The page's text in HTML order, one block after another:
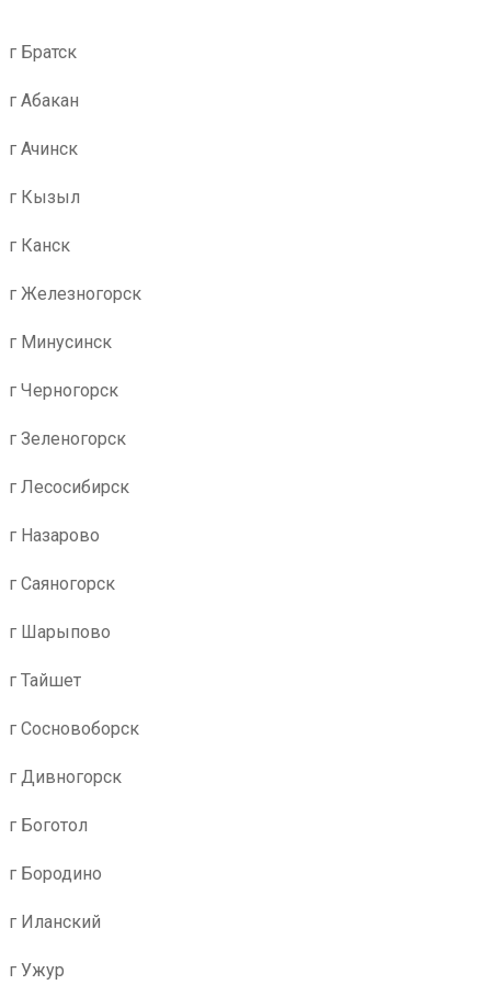
г Братск
г Абакан
г Ачинск
г Кызыл
г Канск
г Железногорск
г Минусинск
г Черногорск
г Зеленогорск
г Лесосибирск
г Назарово
г Саяногорск
г Шарыпово
г Тайшет
г Сосновоборск
г Дивногорск
г Боготол
г Бородино
г Иланский
г Ужур